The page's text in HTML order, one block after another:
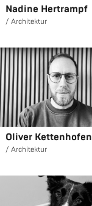
Na­di­ne Her­trampf
Ar­chi­tek­tur
Oli­ver Ket­ten­ho­fen
Ar­chi­tek­tur